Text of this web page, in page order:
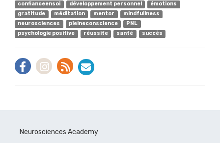
confianceensoi
développement personnel
émotions
gratitude
méditation mentor
mindfullness
neurosciences
pleineconscience
PNL
psychologie positive
réussite santé succès
Neurosciences Academy